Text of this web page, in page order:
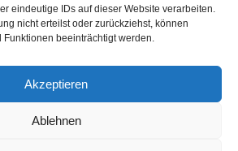
eindeutige IDs auf dieser Website verarbeiten.
nicht erteilst oder zurückziehst, können
Funktionen beeinträchtigt werden.
Akzeptieren
Ablehnen
567